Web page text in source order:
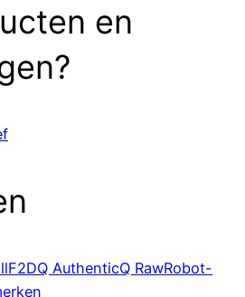
en
F2DQ AuthenticQ RawRobot-